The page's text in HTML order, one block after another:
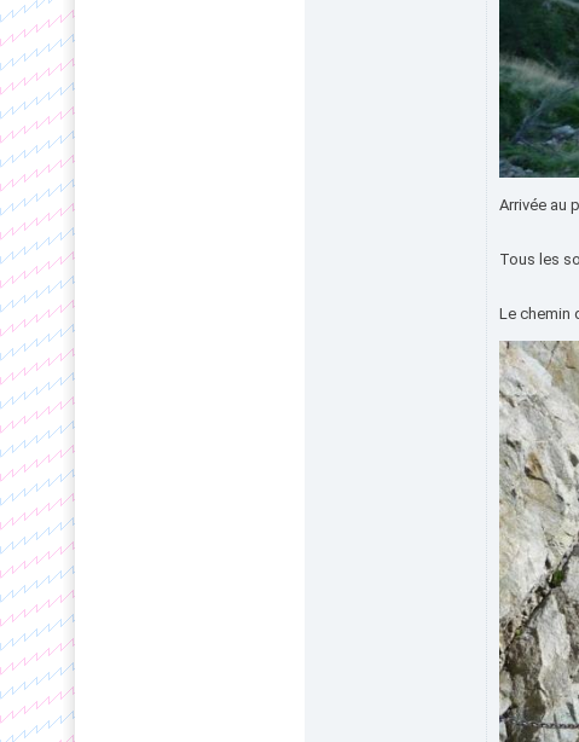
Arrivée au
Tous les
Le chemin